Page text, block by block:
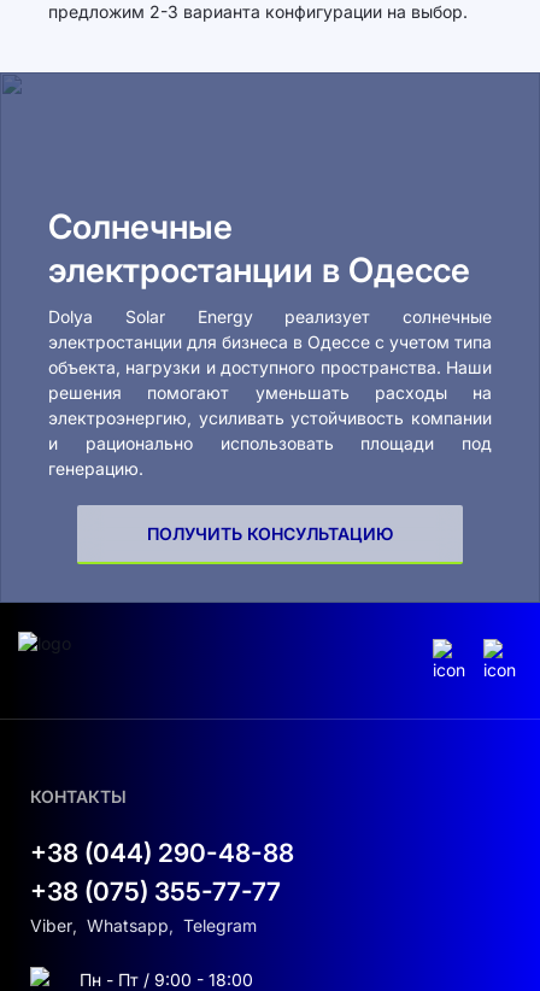
предложим 2-3 варианта конфигурации на выбор.
Солнечные
электростанции в Одессе
Dolya Solar Energy реализует солнечные
электростанции для бизнеса в Одессе с учетом типа
объекта, нагрузки и доступного пространства. Наши
решения помогают уменьшать расходы на
электроэнергию, усиливать устойчивость компании
и рационально использовать площади под
генерацию.
ПОЛУЧИТЬ КОНСУЛЬТАЦИЮ
КОНТАКТЫ
+38 (044) 290-48-88
+38 (075) 355-77-77
Viber, Whatsapp, Telegram
Пн - Пт / 9:00 - 18:00